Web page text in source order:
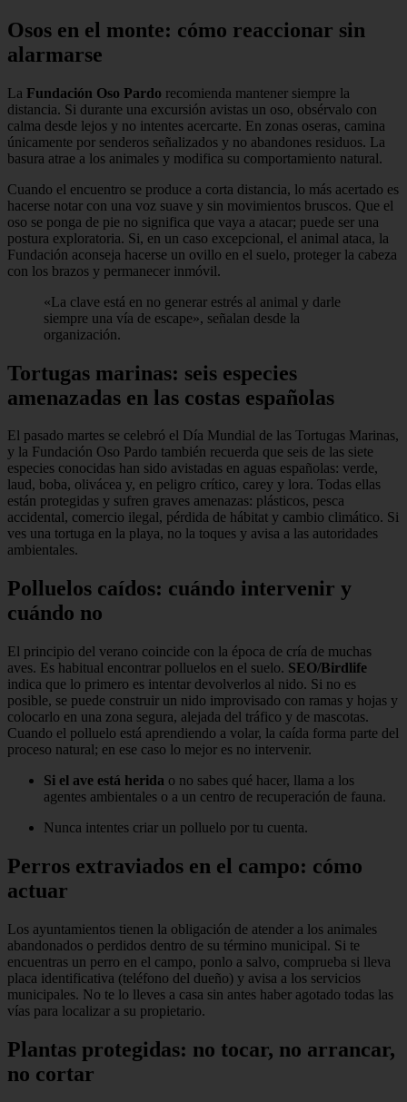
Osos en el monte: cómo reaccionar sin
alarmarse
La Fundación Oso Pardo recomienda mantener siempre la
distancia. Si durante una excursión avistas un oso, obsérvalo con
calma desde lejos y no intentes acercarte. En zonas oseras, camina
únicamente por senderos señalizados y no abandones residuos. La
basura atrae a los animales y modifica su comportamiento natural.
Cuando el encuentro se produce a corta distancia, lo más acertado es
hacerse notar con una voz suave y sin movimientos bruscos. Que el
oso se ponga de pie no significa que vaya a atacar; puede ser una
postura exploratoria. Si, en un caso excepcional, el animal ataca, la
Fundación aconseja hacerse un ovillo en el suelo, proteger la cabeza
con los brazos y permanecer inmóvil.
«La clave está en no generar estrés al animal y darle
siempre una vía de escape», señalan desde la
organización.
Tortugas marinas: seis especies
amenazadas en las costas españolas
El pasado martes se celebró el Día Mundial de las Tortugas Marinas,
y la Fundación Oso Pardo también recuerda que seis de las siete
especies conocidas han sido avistadas en aguas españolas: verde,
laud, boba, olivácea y, en peligro crítico, carey y lora. Todas ellas
están protegidas y sufren graves amenazas: plásticos, pesca
accidental, comercio ilegal, pérdida de hábitat y cambio climático. Si
ves una tortuga en la playa, no la toques y avisa a las autoridades
ambientales.
Polluelos caídos: cuándo intervenir y
cuándo no
El principio del verano coincide con la época de cría de muchas
aves. Es habitual encontrar polluelos en el suelo. SEO/Birdlife
indica que lo primero es intentar devolverlos al nido. Si no es
posible, se puede construir un nido improvisado con ramas y hojas y
colocarlo en una zona segura, alejada del tráfico y de mascotas.
Cuando el polluelo está aprendiendo a volar, la caída forma parte del
proceso natural; en ese caso lo mejor es no intervenir.
Si el ave está herida o no sabes qué hacer, llama a los
agentes ambientales o a un centro de recuperación de fauna.
Nunca intentes criar un polluelo por tu cuenta.
Perros extraviados en el campo: cómo
actuar
Los ayuntamientos tienen la obligación de atender a los animales
abandonados o perdidos dentro de su término municipal. Si te
encuentras un perro en el campo, ponlo a salvo, comprueba si lleva
placa identificativa (teléfono del dueño) y avisa a los servicios
municipales. No te lo lleves a casa sin antes haber agotado todas las
vías para localizar a su propietario.
Plantas protegidas: no tocar, no arrancar,
no cortar